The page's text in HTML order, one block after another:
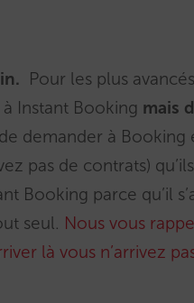
Pour les plus
Instant Booking mais
demander à Booking
pas de contrats)
Booking parce qu’il
seul. Nous vous
là vous n’arrivez